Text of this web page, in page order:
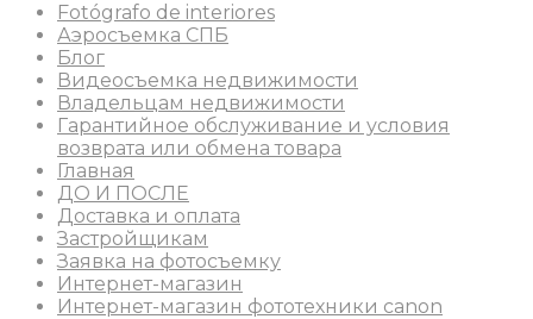
Fotógrafo de interiores
Аэросъемка СПБ
Блог
Видеосъемка недвижимости
Владельцам недвижимости
Гарантийное обслуживание и условия
возврата или обмена товара
Главная
ДО И ПОСЛЕ
Доставка и оплата
Застройщикам
Заявка на фотосъемку
Интернет-магазин
Интернет-магазин фототехники canon